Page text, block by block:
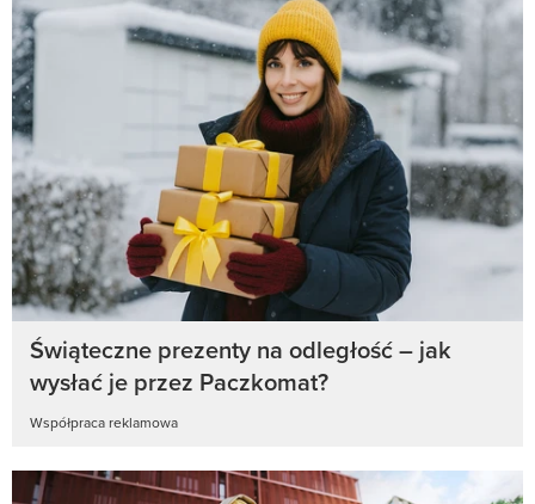
Świąteczne prezenty na odległość – jak
wysłać je przez Paczkomat?
Współpraca reklamowa